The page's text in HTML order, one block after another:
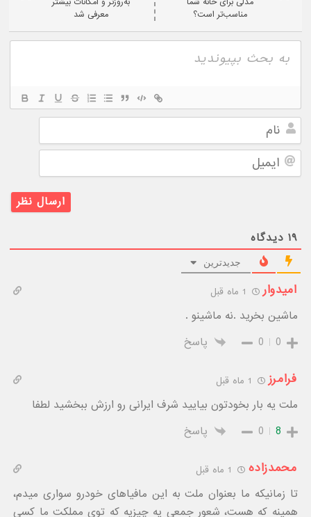
معرفی شد
مناسب‌تر است؟
ایمیل
۱۹ دیدگاه
جدیدترین
امیدوار
ماشین بخرید .نه ماشینو .
0
0 پاسخ
فرامرز
ملت یه بار بخودتون بیایید شرف ایرانی رو ارزش ببخشید لطفا
8
0 پاسخ
محمدزاده
تا زمانیکه ما بعنوان ملت به این مافیاهای خودرو سواری میدم،
همینه که هست، شعور جمعی یه چیزیه که توی مملکت ما کسی